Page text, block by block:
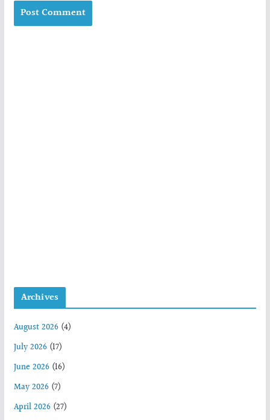
Archives
August 2026(4)
July 2026(17)
June 2026(16)
May 2026(7)
April 2026(27)